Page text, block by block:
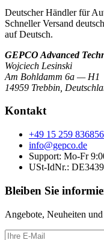
Deutscher Händler für
Schneller Versand
auf Deutsch.
GEPCO Advanced
Wojciech Lesinski
Am Bohldamm 6a — H1
14959 Trebbin
Kontakt
+49 15 259 836856
info@gepco.de
Support: Mo-Fr
USt-IdNr.:
Bleiben Sie
Angebote, Neuheiten